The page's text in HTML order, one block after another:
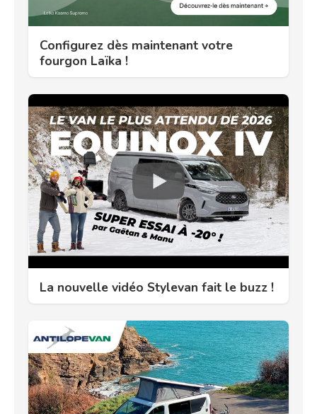
Configurez dès maintenant votre
fourgon Laïka !
La nouvelle vidéo Stylevan fait le buzz !